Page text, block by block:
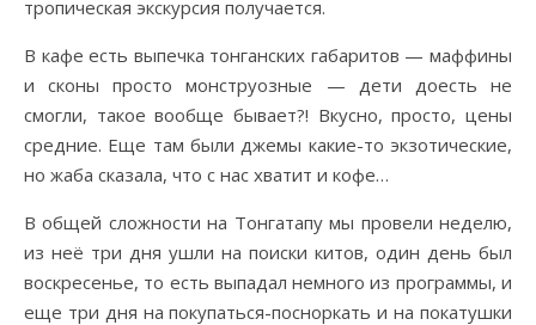
тропическая экскурсия получается.
В кафе есть выпечка тонганских габаритов — маффины
и сконы просто монструозные — дети доесть не
смогли, такое вообще бывает?! Вкусно, просто, цены
средние. Еще там были джемы какие-то экзотические,
но жаба сказала, что с нас хватит и кофе…
В общей сложности на Тонгатапу мы провели неделю,
из неё три дня ушли на поиски китов, один день был
воскресенье, то есть выпадал немного из программы, и
еще три дня на покупаться-посноркать и на покатушки